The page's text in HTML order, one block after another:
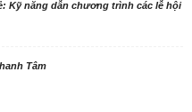
Kỹ năng dẫn chương trình các lễ hội
Tâm